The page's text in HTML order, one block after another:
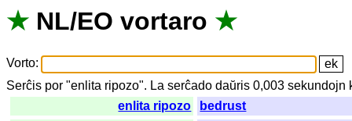
★ NL/EO vortaro ★
Vorto:
Serĉis por "enlita ripozo". La serĉado daŭris 0,003sekundojn
enlita ripozo
bedrust